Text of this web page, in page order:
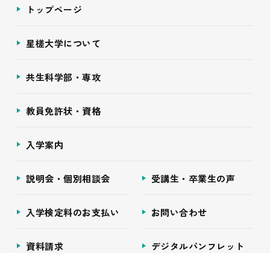
トップページ
星槎大学について
共生科学部・専攻
教員免許状・資格
入学案内
説明会・個別相談会 受講生・卒業生の声
入学検定料のお支払い お問い合わせ
資料請求 デジタルパンフレット